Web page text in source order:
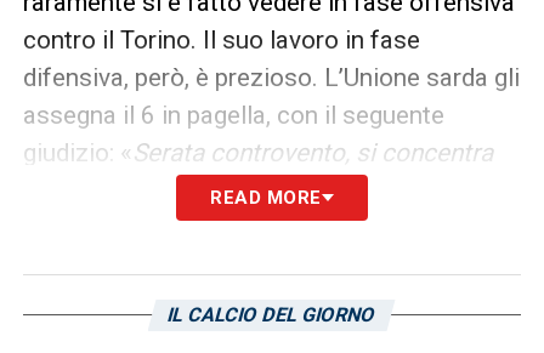
contro il Torino. Il suo lavoro in fase
difensiva, però, è prezioso. L’Unione sarda gli
assegna il 6 in pagella, con il seguente
giudizio: «Serata controvento, si concentra
sulla fase difensiva e raramente supera la
metà campo. Inevitabile qualche passaggio
sporco aiuta, eccome ».
READ MORE
IL CALCIO DEL GIORNO